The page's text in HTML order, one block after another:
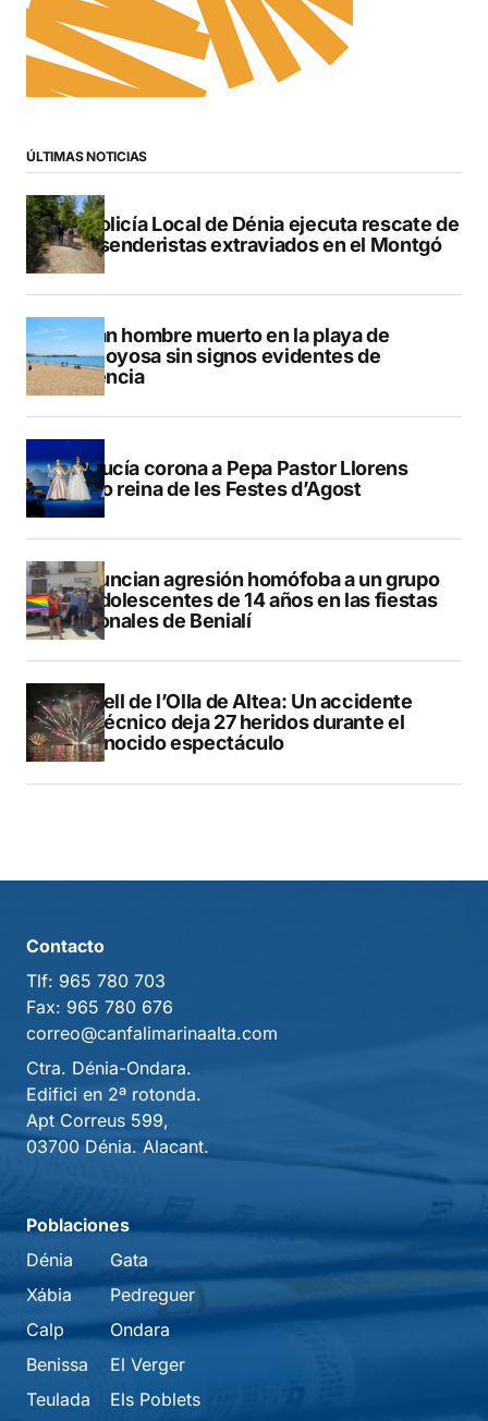
ÚLTIMAS NOTICIAS
La Policía Local de Dénia ejecuta rescate de
dos senderistas extraviados en el Montgó
Hallan hombre muerto en la playa de
Villajoyosa sin signos evidentes de
violencia
La Nucía corona a Pepa Pastor Llorens
como reina de les Festes d’Agost
Denuncian agresión homófoba a un grupo
de adolescentes de 14 años en las fiestas
patronales de Benialí
Castell de l’Olla de Altea: Un accidente
pirotécnico deja 27 heridos durante el
reconocido espectáculo
Contacto
Tlf: 965 780 703
Fax: 965 780 676
correo@canfalimarinaalta.com
Ctra. Dénia-Ondara.
Edifici en 2ª rotonda.
Apt Correus 599,
03700 Dénia. Alacant.
Poblaciones
Dénia
Xábia
Calp
Benissa
Teulada
Gata
Pedreguer
Ondara
El Verger
Els Poblets